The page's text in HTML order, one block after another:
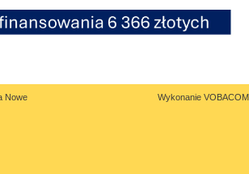
Nowe
Wykonanie VOBACOM